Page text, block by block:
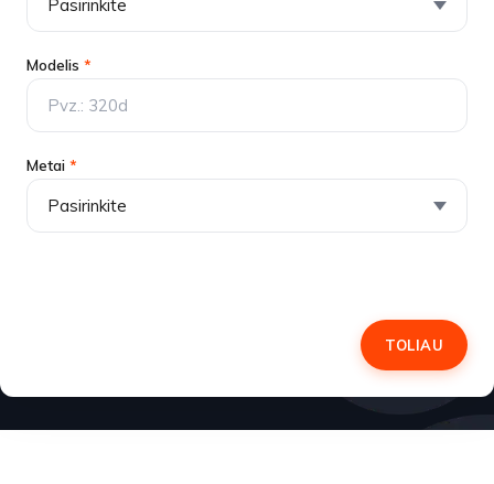
Modelis *
Metai *
TOLIAU